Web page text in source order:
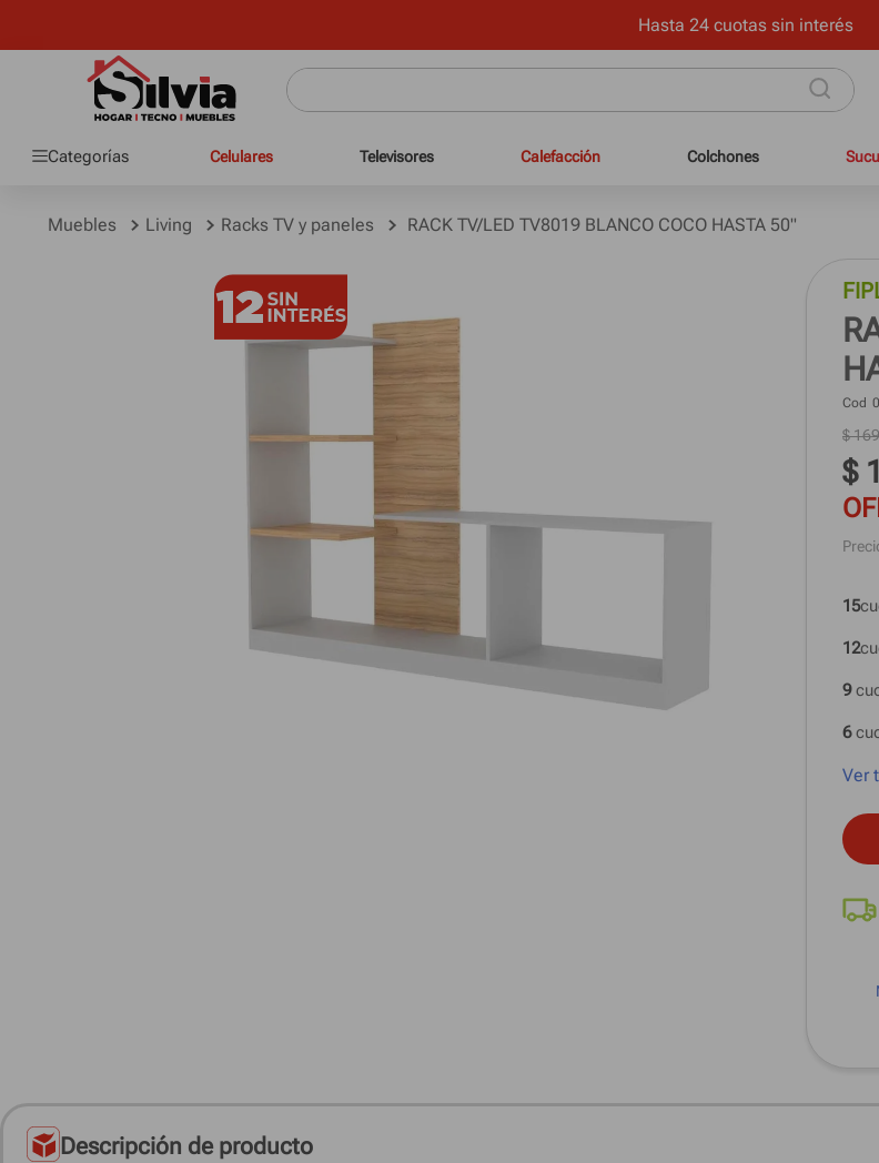
Crédito personal con mínimos requisitos en hasta 12 cuotas
Categorías Celulares Televisores Calefacción Colchones
Muebles Living Racks TV y paneles RACK TV/LED TV8019 BLANCO COCO HASTA 50"
Cod
$169
$
15
12
9
6
Ver
Descripción de producto